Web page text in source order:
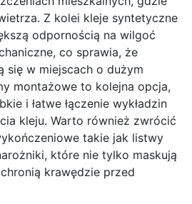
Z kolei kleje syntetyczne
odpornością na wilgoć
co sprawia, że
się w miejscach o dużym
montażowe to kolejna opcja,
i łatwe łączenie wykładzin
kleju. Warto również zwrócić
takie jak listwy
które nie tylko maskują
krawędzie przed